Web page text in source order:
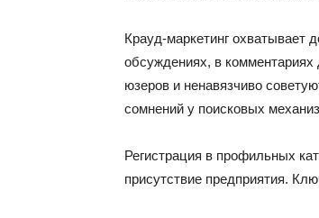
Крауд‑маркетинг охватывает
обсуждениях, в
юзеров и ненавязчиво
сомнений у поисковых
Регистрация в профильных
присутствие предприятия.